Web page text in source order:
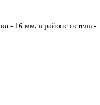
- 16 мм, в районе петель -